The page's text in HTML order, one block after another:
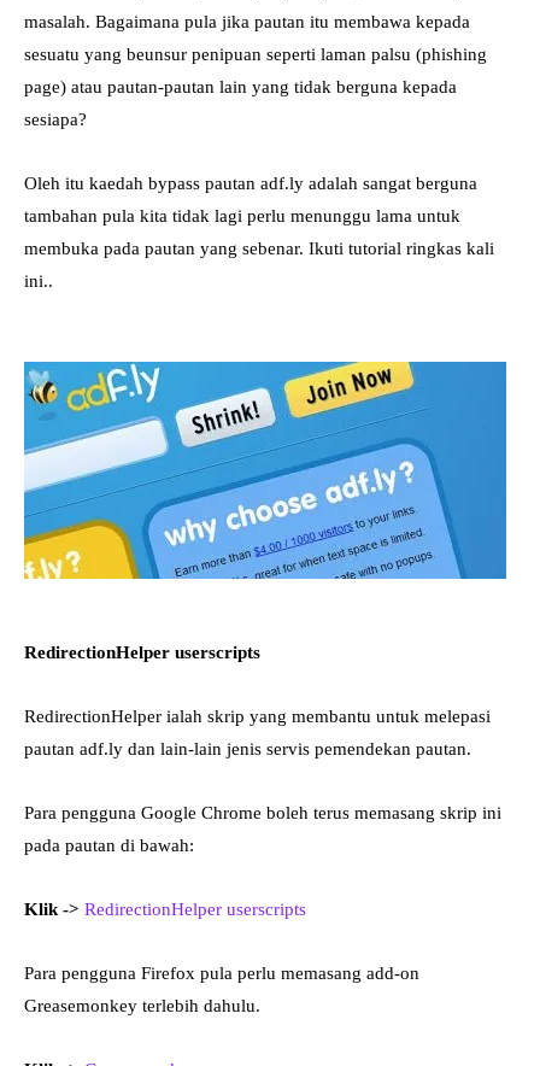
masalah. Bagaimana pula jika pautan itu membawa kepada
sesuatu yang beunsur penipuan seperti laman palsu (phishing
page) atau pautan-pautan lain yang tidak berguna kepada
sesiapa?
Oleh itu kaedah bypass pautan adf.ly adalah sangat berguna
tambahan pula kita tidak lagi perlu menunggu lama untuk
membuka pada pautan yang sebenar. Ikuti tutorial ringkas kali
ini..
RedirectionHelper userscripts
RedirectionHelper ialah skrip yang membantu untuk melepasi
pautan adf.ly dan lain-lain jenis servis pemendekan pautan.
Para pengguna Google Chrome boleh terus memasang skrip ini
pada pautan di bawah:
Klik -> RedirectionHelper userscripts
Para pengguna Firefox pula perlu memasang add-on
Greasemonkey terlebih dahulu.